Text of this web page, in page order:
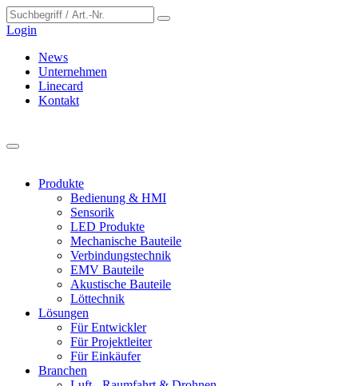
Login
News
Unternehmen
Linecard
Kontakt
Produkte
Bedienung & HMI
Sensorik
LED Produkte
Mechanische Bauteile
Verbindungstechnik
EMV Bauteile
Akustische Bauteile
Löttechnik
Lösungen
Für Entwickler
Für Projektleiter
Für Einkäufer
Branchen
Cookie-Einstellungen